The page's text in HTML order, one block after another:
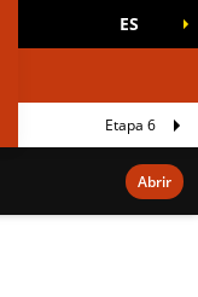
ES
Etapa 6
Abrir